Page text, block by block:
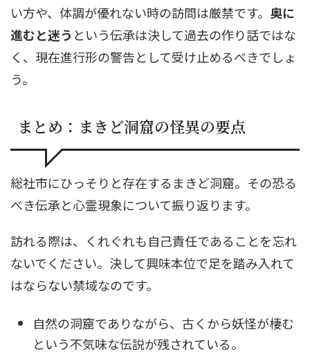
い方や、体調が優れない時の訪問は厳禁です。 奥に
進むと迷う という伝承は決して過去の作り話ではな
く、現在進行形の警告として受け止めるべきでしょ
う。
まとめ：まきど洞窟の怪異の要点
総社市にひっそりと存在するまきど洞窟。その恐る
べき伝承と心霊現象について振り返ります。
訪れる際は、くれぐれも自己責任であることを忘れ
ないでください。決して興味本位で足を踏み入れて
はならない禁域なのです。
自然の洞窟でありながら、古くから妖怪が棲む
という不気味な伝説が残されている。